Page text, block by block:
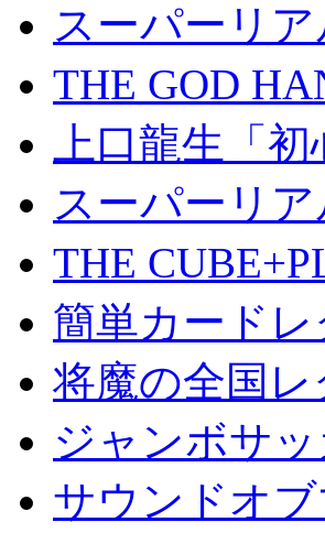
スーパーリ
THE GOD
上口龍生「
スーパーリ
THE
簡単カード
将魔の全国
ジャンボサ
サウンドオ